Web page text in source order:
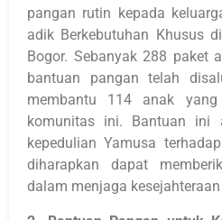
pangan rutin kepada
adik Berkebutuhan Khusus
Bogor. Sebanyak 288 paket
bantuan pangan telah
membantu 114 anak
komunitas ini. Bantuan ini
kepedulian Yamusa
diharapkan dapat
dalam menjaga